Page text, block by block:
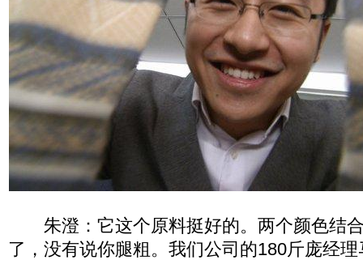
朱澄：它这个原料挺好的。两个颜色结
了，没有说你腿粗。我们公司的180斤庞经